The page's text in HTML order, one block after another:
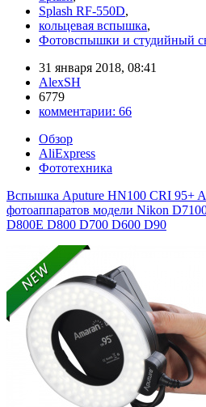
Splash RF-550D,
кольцевая вспышка,
Фотовспышки и студийный
31 января 2018, 08:41
AlexSH
6779
комментарии: 66
Обзор
AliExpress
Фототехника
Вспышка Aputure HN100 CRI 95+
фотоаппаратов модели Nikon
D800E D800 D700 D600 D90